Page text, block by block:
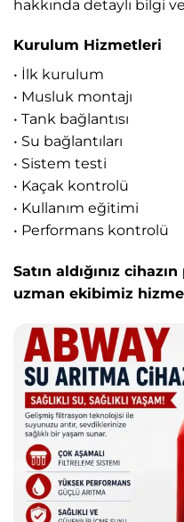
hakkında detaylı bilgi
Kurulum Hizmetleri
• İlk kurulum
• Musluk montajı
• Tank bağlantısı
• Su bağlantıları
• Sistem testi
• Kaçak kontrolü
• Kullanım eğitimi
• Performans kontrolü
Satın aldığınız
uzman ekibimiz